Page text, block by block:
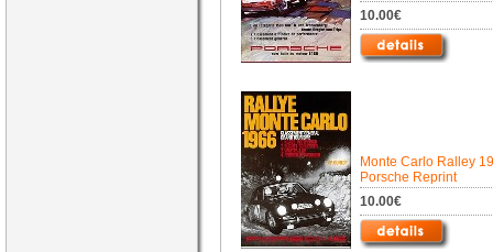
10.00€
Monte Carlo Ralley
Porsche Reprint
10.00€